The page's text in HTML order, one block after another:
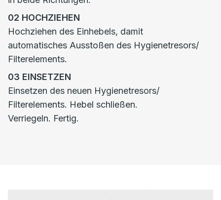
02 HOCHZIEHEN
Hochziehen des Einhebels, damit
automatisches Ausstoßen des Hygienetresors/
Filterelements.
03 EINSETZEN
Einsetzen des neuen Hygienetresors/
Filterelements. Hebel schließen.
Verriegeln. Fertig.